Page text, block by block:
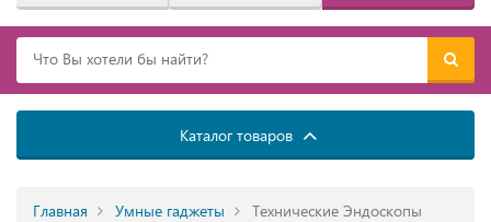
Каталог товаров
Главная Умные гаджеты Технические Эндоскопы